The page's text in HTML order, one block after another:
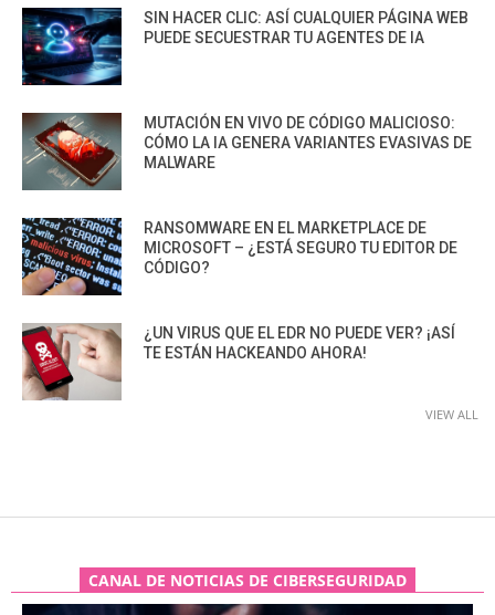
SIN HACER CLIC: ASÍ CUALQUIER PÁGINA WEB
PUEDE SECUESTRAR TU AGENTES DE IA
MUTACIÓN EN VIVO DE CÓDIGO MALICIOSO:
CÓMO LA IA GENERA VARIANTES EVASIVAS DE
MALWARE
RANSOMWARE EN EL MARKETPLACE DE
MICROSOFT – ¿ESTÁ SEGURO TU EDITOR DE
CÓDIGO?
¿UN VIRUS QUE EL EDR NO PUEDE VER? ¡ASÍ
TE ESTÁN HACKEANDO AHORA!
VIEW ALL
CANAL DE NOTICIAS DE CIBERSEGURIDAD